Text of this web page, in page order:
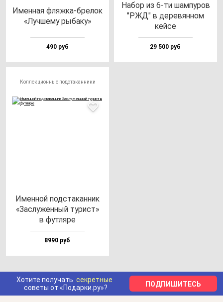
Имен­ная фляж­ка-бре­лок
«Луч­ше­му ры­ба­ку»
490 руб
Набор из 6-ти шам­пу­ров
"РЖД" в де­ре­вян­ном
кей­се
29 500 руб
Коллекционные подстаканники
Имен­ной под­ста­кан­ник
«Зас­лу­жен­ный ту­рист»
в фут­ля­ре
8990 руб
Хотите получать секретные
советы от «Подарки.ру»?
ПОДПИШИТЕСЬ